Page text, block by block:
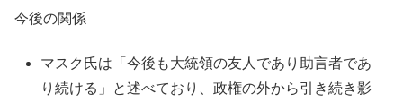
今後の関係
マスク氏は「今後も大統領の友人であり助言者であ
り続ける」と述べており、政権の外から引き続き影